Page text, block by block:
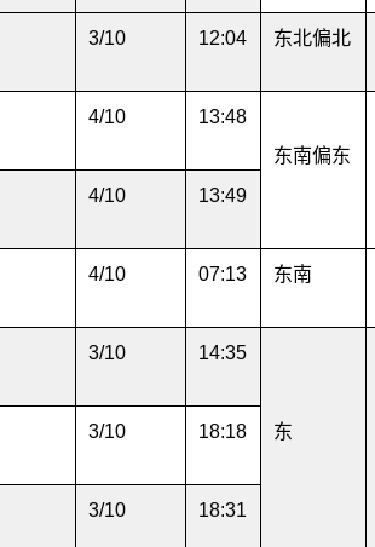
3/10 12:04 东北偏北
4/10
13:48
东南偏东
4/10 13:49
4/10 07:13 东南
3/10 14:35
东
3/10 18:18
3/10 18:31